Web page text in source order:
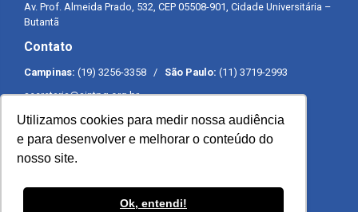
Utilizamos cookies para medir nossa audiência
e para desenvolver e melhorar o conteúdo do
nosso site.
Ok, entendi!
Av. Prof. Almeida Prado, 532, CEP 05508-901, Cidade Universitária –
Butantã
Contato
Campinas: (19) 3256-3358 / São Paulo: (11) 3719-2993
secretaria@sintpq.org.br
Expediente
Segunda a sexta-feira das 8h às 17h